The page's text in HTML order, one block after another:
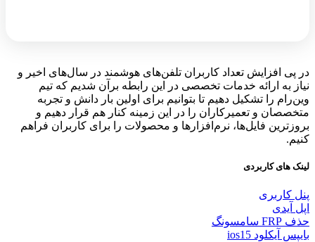
در پی افزایش تعداد کاربران تلفن‌های هوشمند در سال‌های اخیر و
نیاز به ارائه خدمات تخصصی در این رابطه برآن شدیم که تیم
وین‌رام را تشکیل دهیم تا بتوانیم برای اولین بار دانش و تجربه
متخصصان و تعمیرکاران را در این زمینه کنار هم قرار دهیم و
بروزترین فایل‌ها، نرم‌افزارها و محصولات را برای کاربران فراهم
کنیم.
لینک های کاربردی
پنل کاربری
اپل آیدی
حذف FRP سامسونگ
بایپس آیکلود ios15